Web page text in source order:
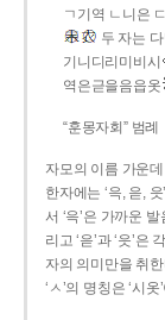
ㄱ기역 ㄴ니은
두 자는
기니디리미비시
역은귿을음읍옷
“훈몽자회” 범례
자모의 이름 가운
한자에는 ‘윽, 읃,
서 ‘윽’은 가까운
리고 ‘읃’과 ‘읏’은
자의 의미만을 취한
‘ㅅ’의 명칭은 ‘시